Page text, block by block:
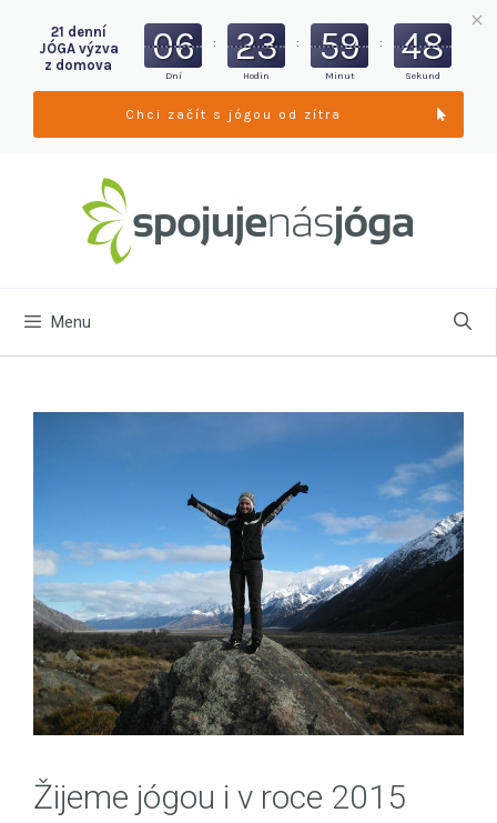
Menu
Žijeme jógou i v roce 2015
21 denní
JÓGA výzva
z domova
06
Dní
: 23
Hodin
: 59
Minut
: 47
Sekund
Chci začít s jógou od zítra